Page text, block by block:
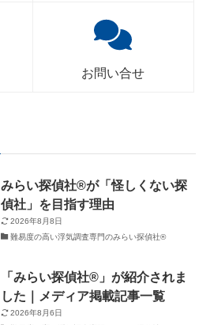
お問い合せ
みらい探偵社®︎が「怪しくない探
偵社」を目指す理由
2026年8月8日
難易度の高い浮気調査専門のみらい探偵社®︎
「みらい探偵社®︎」が紹介されま
した｜メディア掲載記事一覧
2026年8月6日